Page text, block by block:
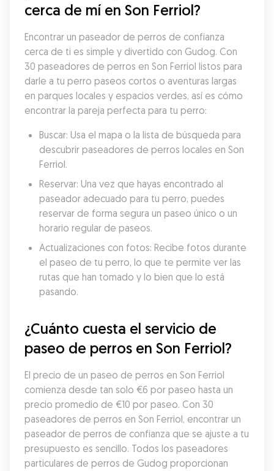
cerca de mí en Son Ferriol?
Encontrar un paseador de perros de confianza
cerca de ti es simple y divertido con Gudog. Con
30 paseadores de perros en Son Ferriol listos para
darle a tu perro paseos cortos o aventuras largas
en parques locales y espacios verdes, así es cómo
encontrar la pareja perfecta para tu perro:
Buscar: Usa el mapa o la lista de búsqueda para
descubrir paseadores de perros locales en Son
Ferriol.
Reservar: Una vez que hayas encontrado al
paseador adecuado para tu perro, puedes
reservar de forma segura un paseo único o un
horario regular de paseos.
Actualizaciones con fotos: Recibe fotos durante
el paseo de tu perro, lo que te permite ver las
rutas que han tomado y lo bien que lo está
pasando.
¿Cuánto cuesta el servicio de
paseo de perros en Son Ferriol?
El precio de un paseo de perros en Son Ferriol
comienza desde tan solo €6 por paseo hasta un
precio promedio de €10 por paseo. Con 30
paseadores de perros en Son Ferriol, encontrar un
paseador de perros de confianza que se ajuste a tu
presupuesto es sencillo. Todos los paseadores
particulares de perros de Gudog proporcionan